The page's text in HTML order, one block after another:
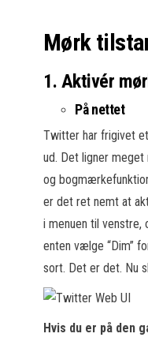
Mørk
1. Aktivér
På nettet
Twitter har frigivet
ud. Det ligner meget
og
er det ret nemt at
i menuen til venstre,
enten vælge “Dim”
sort. Det er det. Nu
Hvis du er på den